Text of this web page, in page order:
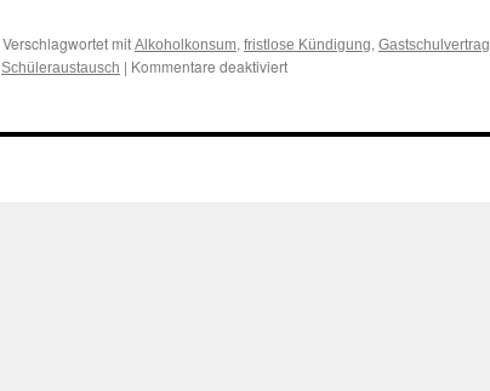
Verschlagwortet mit Alkoholkonsum, fristlose Kündigung, Gastschulvertrag
Schüleraustausch | Kommentare deaktiviertfür
eines